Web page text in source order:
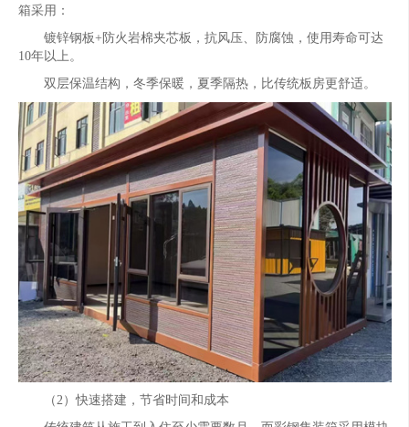
箱采用：
镀锌钢板+防火岩棉夹芯板，抗风压、防腐蚀，使用寿命可达
10年以上。
双层保温结构，冬季保暖，夏季隔热，比传统板房更舒适。
（2）快速搭建，节省时间和成本